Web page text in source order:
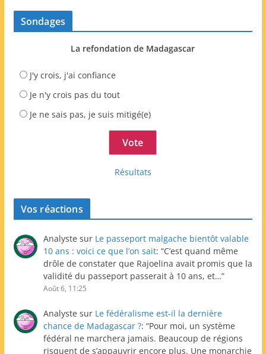
Sondages
La refondation de Madagascar
J'y crois, j'ai confiance
Je n'y crois pas du tout
Je ne sais pas, je suis mitigé(e)
Résultats
Vos réactions
Analyste sur Le passeport malgache bientôt valable
10 ans : voici ce que l’on sait: “C’est quand même
drôle de constater que Rajoelina avait promis que la
validité du passeport passerait à 10 ans, et…”
Août 6, 11:25
Analyste sur Le fédéralisme est-il la dernière
chance de Madagascar ?: “Pour moi, un système
fédéral ne marchera jamais. Beaucoup de régions
risquent de s’appauvrir encore plus. Une monarchie